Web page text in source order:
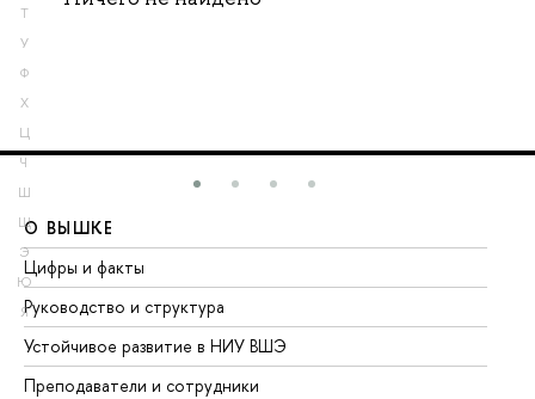
Т
У
Ф
Х
Ц
Ч
Ш
Щ
Э
Ю
Я
О ВЫШКЕ
Цифры и факты
Руководство и структура
Устойчивое развитие в НИУ ВШЭ
Преподаватели и сотрудники